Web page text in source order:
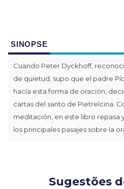
SINOPSE
Cuando Peter Dyckhoff,
de quietud, supo que el padre
hacía esta forma de oración,
cartas del santo de Pietrelcina.
meditación, en este libro repasa
los principales pasajes sobre la
Sugestões